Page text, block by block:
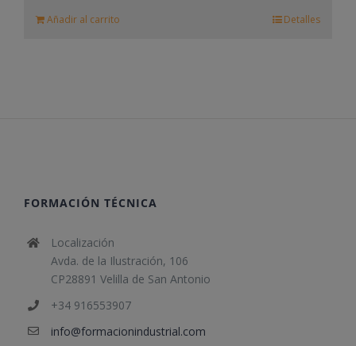
Añadir al carrito Detalles
FORMACIÓN TÉCNICA
Localización
Avda. de la Ilustración, 106
CP28891 Velilla de San Antonio
+34 916553907
info@formacionindustrial.com